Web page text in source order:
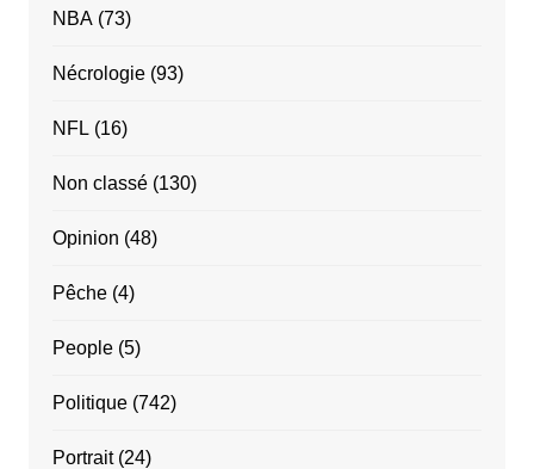
NBA(73)
Nécrologie(93)
NFL (16)
Non classé(130)
Opinion (48)
Pêche(4)
People(5)
Politique(742)
Portrait(24)